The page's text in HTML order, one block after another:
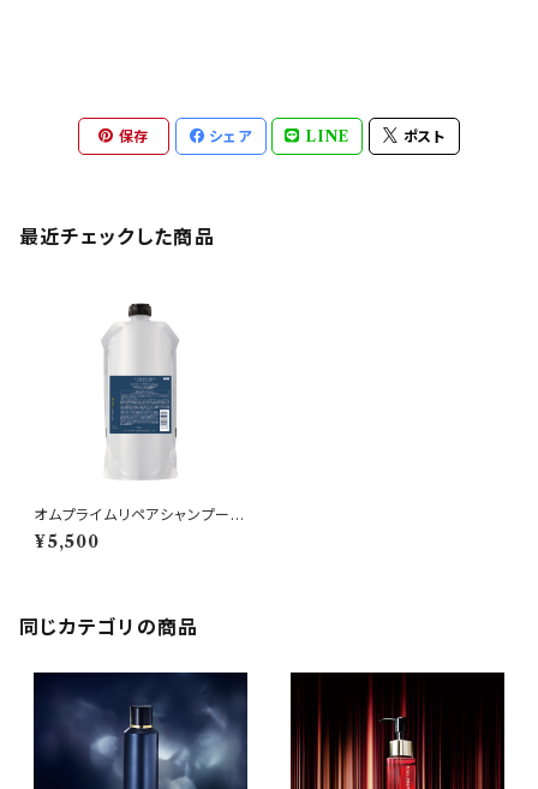
保存 シェア LINE ポスト
最近チェックした商品
オムプライムリペアシャンプー3
40ml詰め替え
¥5,500
同じカテゴリの商品